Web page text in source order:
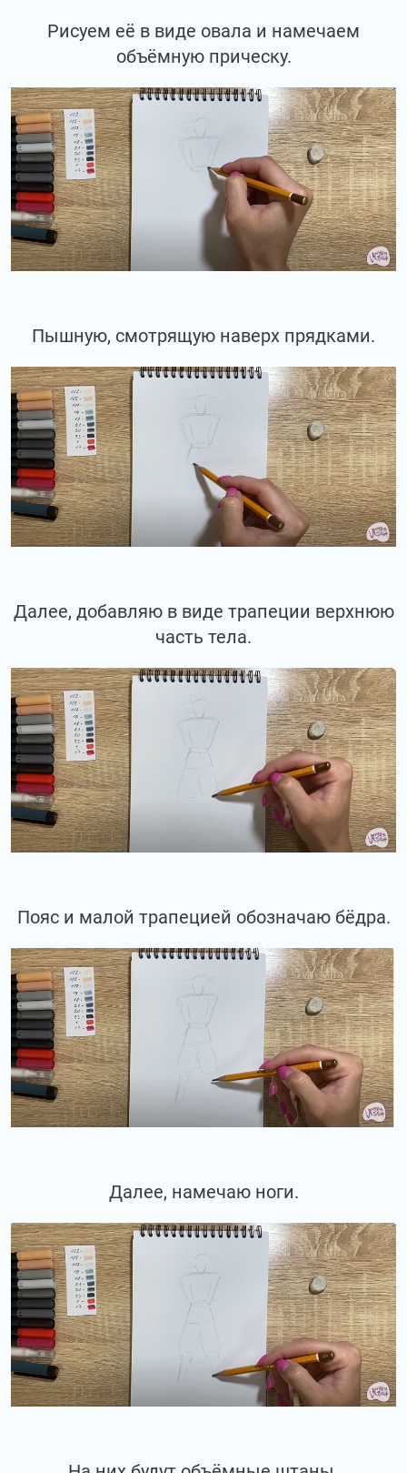
Рисуем её в виде овала и намечаем
объёмную прическу.
Пышную, смотрящую наверх прядками.
Далее, добавляю в виде трапеции верхнюю
часть тела.
Пояс и малой трапецией обозначаю бёдра.
Далее, намечаю ноги.